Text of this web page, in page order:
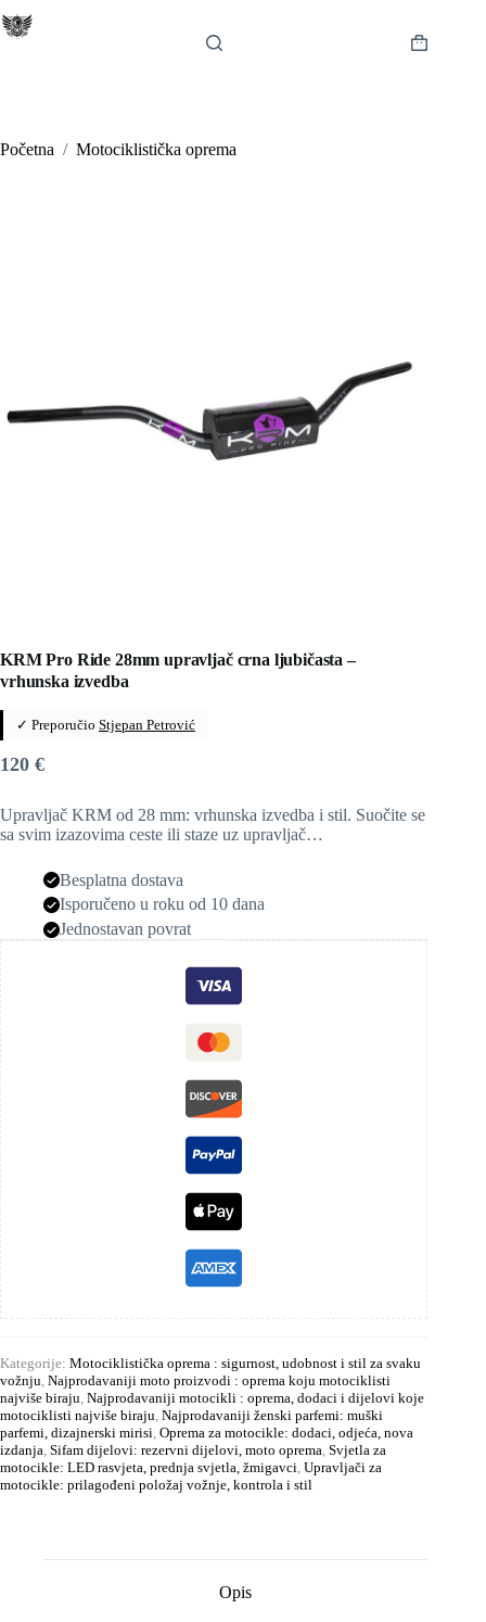
na
Košarica
Početna / Motociklistička oprema
KRM Pro Ride 28mm upravljač crna ljubičasta –
vrhunska izvedba
✓ Preporučio Stjepan Petrović
120 €
Upravljač KRM od 28 mm: vrhunska izvedba i stil. Suočite se
sa svim izazovima ceste ili staze uz upravljač…
Besplatna dostava
Isporučeno u roku od 10 dana
Jednostavan povrat
Kategorije: Motociklistička oprema : sigurnost, udobnost i stil za svaku
vožnju, Najprodavaniji moto proizvodi : oprema koju motociklisti
najviše biraju, Najprodavaniji motocikli : oprema, dodaci i dijelovi koje
motociklisti najviše biraju, Najprodavaniji ženski parfemi: muški
parfemi, dizajnerski mirisi, Oprema za motocikle: dodaci, odjeća, nova
izdanja, Sifam dijelovi: rezervni dijelovi, moto oprema, Svjetla za
motocikle: LED rasvjeta, prednja svjetla, žmigavci, Upravljači za
motocikle: prilagođeni položaj vožnje, kontrola i stil
Opis